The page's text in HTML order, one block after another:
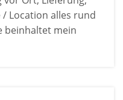
/ Location alles rund
beinhaltet mein